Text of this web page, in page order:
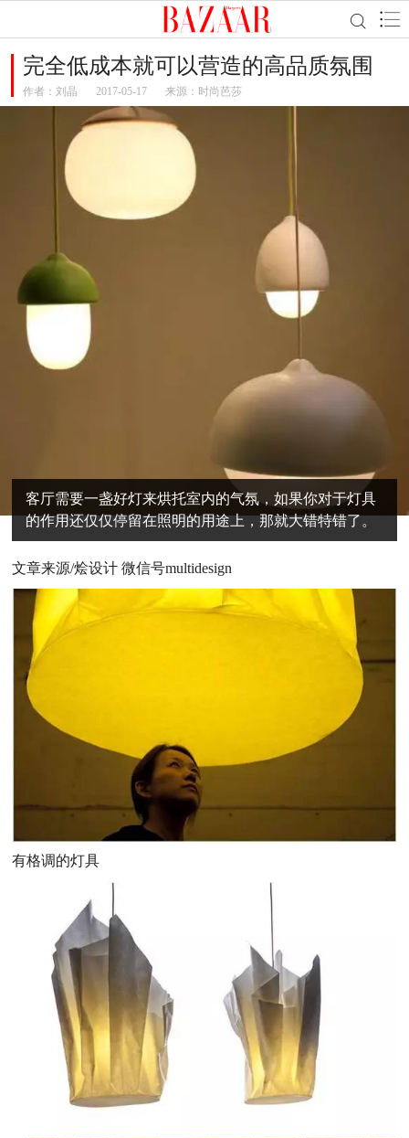
完全低成本就可以营造的高品质氛围
作者： 刘晶 2017-05-17 来源：时尚芭莎
客厅需要一盏好灯来烘托室内的气氛，如果你对于灯具
的作用还仅仅停留在照明的用途上，那就大错特错了。
文章来源/烩设计 微信号multidesign
有格调的灯具